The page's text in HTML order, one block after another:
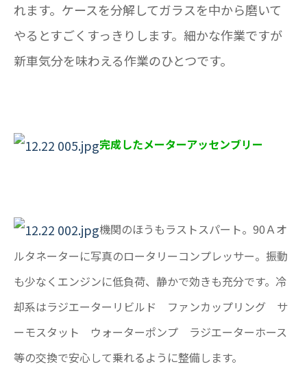
れます。ケースを分解してガラスを中から磨いて
やるとすごくすっきりします。細かな作業ですが
新車気分を味わえる作業のひとつです。
完成したメーターアッセンブリー
機関のほうもラストスパート。90Ａオ
ルタネーターに写真のロータリーコンプレッサー。振動
も少なくエンジンに低負荷、静かで効きも充分です。冷
却系はラジエーターリビルド ファンカップリング サ
ーモスタット ウォーターポンプ ラジエーターホース
等の交換で安心して乗れるように整備します。